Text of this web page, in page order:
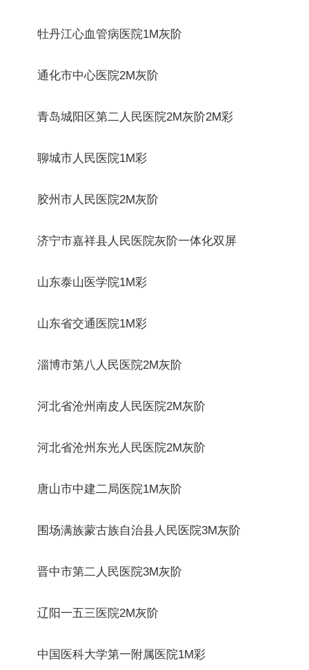
牡丹江心血管病医院1M灰阶
通化市中心医院2M灰阶
青岛城阳区第二人民医院2M灰阶2M彩
聊城市人民医院1M彩
胶州市人民医院2M灰阶
济宁市嘉祥县人民医院灰阶一体化双屏
山东泰山医学院1M彩
山东省交通医院1M彩
淄博市第八人民医院2M灰阶
河北省沧州南皮人民医院2M灰阶
河北省沧州东光人民医院2M灰阶
唐山市中建二局医院1M灰阶
围场满族蒙古族自治县人民医院3M灰阶
晋中市第二人民医院3M灰阶
辽阳一五三医院2M灰阶
中国医科大学第一附属医院1M彩